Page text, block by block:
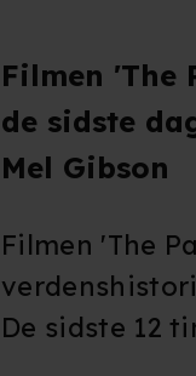
Filmen 'The
de sidste
Mel Gibson
Filmen 'The
De sidste 12